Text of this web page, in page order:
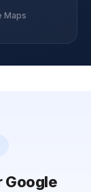
Maps
Google